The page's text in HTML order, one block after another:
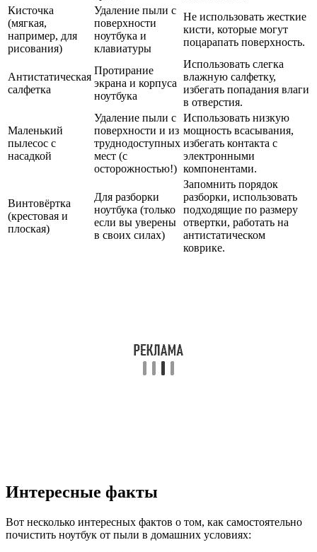
Кисточка
(мягкая,
например, для
рисования)
Удаление пыли с
поверхности
ноутбука и
клавиатуры
Не использовать жесткие
кисти, которые могут
поцарапать поверхность.
Антистатическая
салфетка
Протирание
экрана и корпуса
ноутбука
Использовать слегка
влажную салфетку,
избегать попадания влаги
в отверстия.
Маленький
пылесос с
насадкой
Удаление пыли с
поверхности и из
труднодоступных
мест (с
осторожностью!)
Использовать низкую
мощность всасывания,
избегать контакта с
электронными
компонентами.
Винтовёртка
(крестовая и
плоская)
Для разборки
ноутбука (только
если вы уверены
в своих силах)
Запомнить порядок
разборки, использовать
подходящие по размеру
отвертки, работать на
антистатическом
коврике.
Интересные факты
Вот несколько интересных фактов о том, как самостоятельно
почистить ноутбук от пыли в домашних условиях: